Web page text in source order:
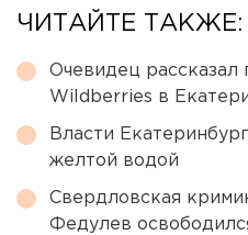
ЧИТАЙТЕ ТАКЖЕ:
Очевидец рассказал
Wildberries в
Власти
желтой водой
Свердловская
Федулев